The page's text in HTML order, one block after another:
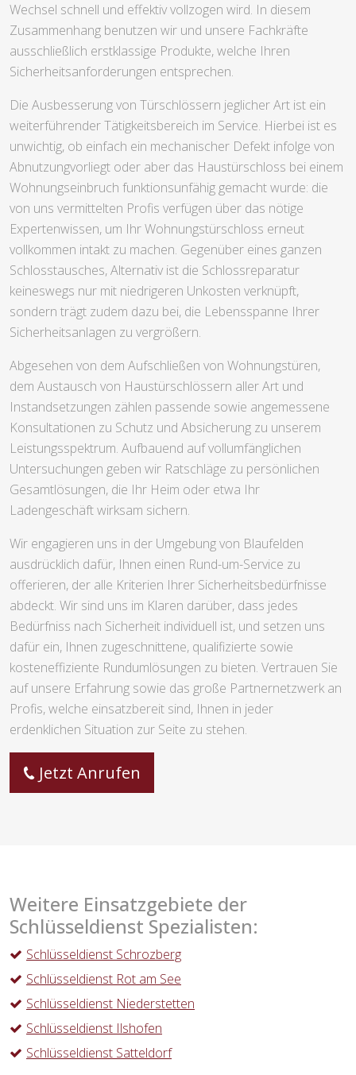
Wechsel schnell und effektiv vollzogen wird. In diesem
Zusammenhang benutzen wir und unsere Fachkräfte
ausschließlich erstklassige Produkte, welche Ihren
Sicherheitsanforderungen entsprechen.
Die Ausbesserung von Türschlössern jeglicher Art ist ein
weiterführender Tätigkeitsbereich im Service. Hierbei ist es
unwichtig, ob einfach ein mechanischer Defekt infolge von
Abnutzungvorliegt oder aber das Haustürschloss bei einem
Wohnungseinbruch funktionsunfähig gemacht wurde: die
von uns vermittelten Profis verfügen über das nötige
Expertenwissen, um Ihr Wohnungstürschloss erneut
vollkommen intakt zu machen. Gegenüber eines ganzen
Schlosstausches, Alternativ ist die Schlossreparatur
keineswegs nur mit niedrigeren Unkosten verknüpft,
sondern trägt zudem dazu bei, die Lebensspanne Ihrer
Sicherheitsanlagen zu vergrößern.
Abgesehen von dem Aufschließen von Wohnungstüren,
dem Austausch von Haustürschlössern aller Art und
Instandsetzungen zählen passende sowie angemessene
Konsultationen zu Schutz und Absicherung zu unserem
Leistungsspektrum. Aufbauend auf vollumfänglichen
Untersuchungen geben wir Ratschläge zu persönlichen
Gesamtlösungen, die Ihr Heim oder etwa Ihr
Ladengeschäft wirksam sichern.
Wir engagieren uns in der Umgebung von Blaufelden
ausdrücklich dafür, Ihnen einen Rund-um-Service zu
offerieren, der alle Kriterien Ihrer Sicherheitsbedürfnisse
abdeckt. Wir sind uns im Klaren darüber, dass jedes
Bedürfniss nach Sicherheit individuell ist, und setzen uns
dafür ein, Ihnen zugeschnittene, qualifizierte sowie
kosteneffiziente Rundumlösungen zu bieten. Vertrauen Sie
auf unsere Erfahrung sowie das große Partnernetzwerk an
Profis, welche einsatzbereit sind, Ihnen in jeder
erdenklichen Situation zur Seite zu stehen.
Jetzt Anrufen
Weitere Einsatzgebiete der
Schlüsseldienst Spezialisten:
Schlüsseldienst Schrozberg
Schlüsseldienst Rot am See
Schlüsseldienst Niederstetten
Schlüsseldienst Ilshofen
Schlüsseldienst Satteldorf